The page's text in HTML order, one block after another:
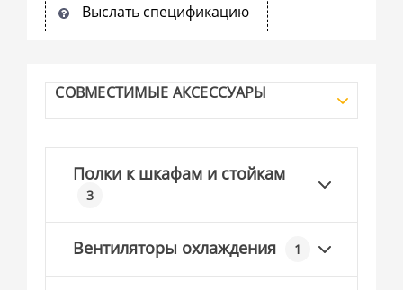
Выслать спецификацию
СОВМЕСТИМЫЕ АКСЕССУАРЫ
Полки к шкафам и стойкам
3
Вентиляторы охлаждения 1